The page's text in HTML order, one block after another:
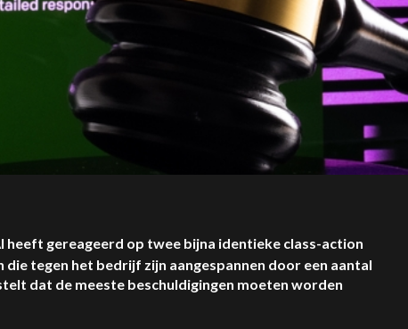
heeft gereageerd op twee bijna identieke class-action
die tegen het bedrijf zijn aangespannen door een aantal
dat de meeste beschuldigingen moeten worden